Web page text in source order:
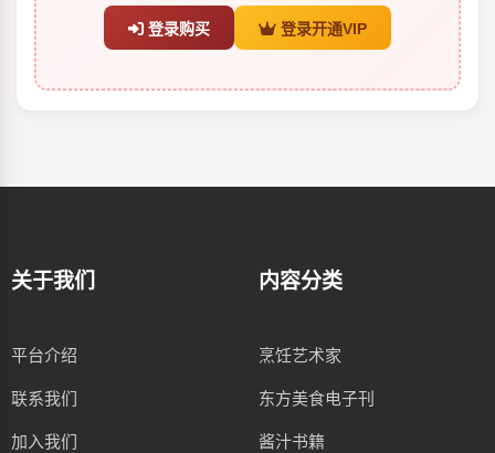
登录购买 登录开通VIP
关于我们
平台介绍
联系我们
加入我们
内容分类
烹饪艺术家
东方美食电子刊
酱汁书籍